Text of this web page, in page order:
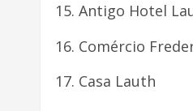
Antigo Hotel
Comércio
Casa Lauth